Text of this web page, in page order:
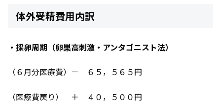
体外受精費用内訳
・採卵周期（卵巣高刺激・アンタゴニスト法）
（６月分医療費）－ ６５，５６５円
（医療費戻り） ＋ ４０，５００円